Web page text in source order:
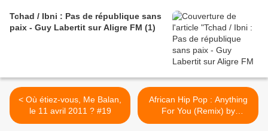
Tchad / Ibni : Pas de république sans
paix - Guy Labertit sur Aligre FM (1)
< Où étiez-vous, Me Balan,
le 11 avril 2011 ? #19
African Hip Pop : Anything
For You (Remix) by
Flexclusive Feat. Itz Tiffany